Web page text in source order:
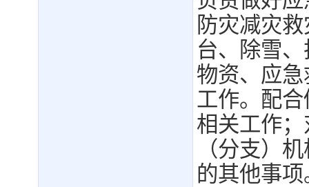
防灾减灾
台、除雪
物资、应
工作。配
相关工作
（分支）
的其他事项